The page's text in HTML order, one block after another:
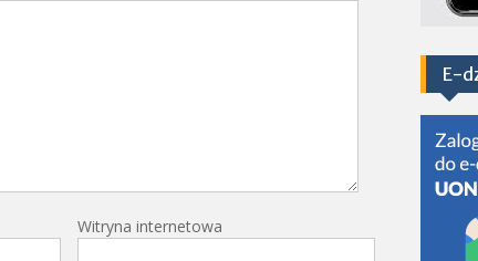
Witryna internetowa
E-